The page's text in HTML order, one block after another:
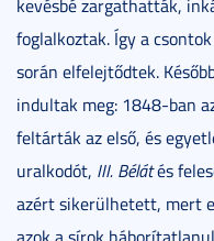
kevésbé zargathatták,
foglalkoztak. Így a
során elfelejtődtek.
indultak meg: 1848-ban
feltárták az első, és
uralkodót, III. Bélátés
azért sikerülhetett, mert